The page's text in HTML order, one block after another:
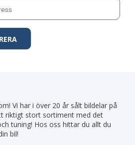
Vi har i över 20 år sålt bildelar på
riktigt stort sortiment med det
tuning! Hos oss hittar du allt du
bil!